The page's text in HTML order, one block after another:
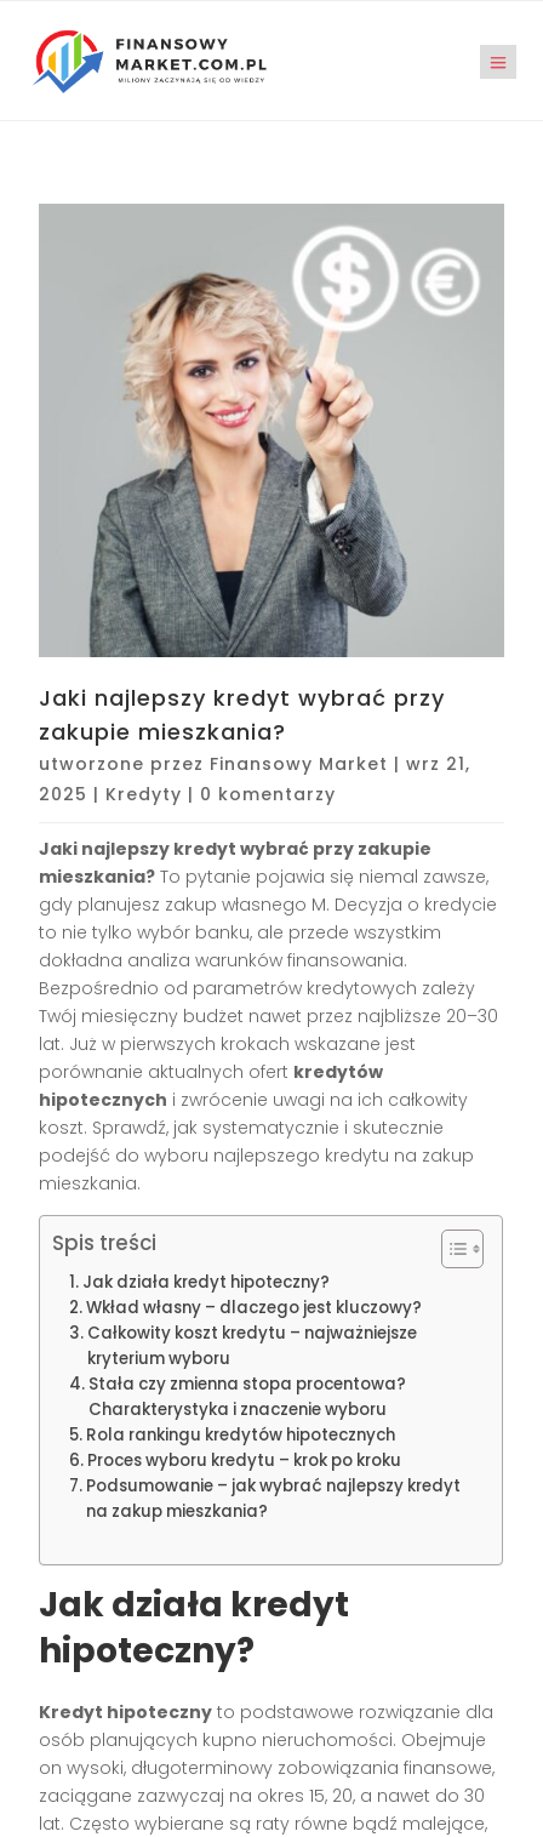
Jaki najlepszy kredyt wybrać przy
zakupie mieszkania?
utworzone przez Finansowy Market |wrz 21,
2025 | Kredyty | 0 komentarzy
Jaki najlepszy kredyt wybrać przy zakupie
mieszkania? To pytanie pojawia się niemal zawsze,
gdy planujesz zakup własnego M. Decyzja o kredycie
to nie tylko wybór banku, ale przede wszystkim
dokładna analiza warunków finansowania.
Bezpośrednio od parametrów kredytowych zależy
Twój miesięczny budżet nawet przez najbliższe 20–30
lat. Już w pierwszych krokach wskazane jest
porównanie aktualnych ofert kredytów
hipotecznych i zwrócenie uwagi na ich całkowity
koszt. Sprawdź, jak systematycznie i skutecznie
podejść do wyboru najlepszego kredytu na zakup
mieszkania.
Spis treści
Jak działa kredyt hipoteczny?
Wkład własny – dlaczego jest kluczowy?
Całkowity koszt kredytu – najważniejsze
kryterium wyboru
Stała czy zmienna stopa procentowa?
Charakterystyka i znaczenie wyboru
Rola rankingu kredytów hipotecznych
Proces wyboru kredytu – krok po kroku
Podsumowanie – jak wybrać najlepszy kredyt
na zakup mieszkania?
Jak działa kredyt
hipoteczny?
Kredyt hipoteczny to podstawowe rozwiązanie dla
osób planujących kupno nieruchomości. Obejmuje
on wysoki, długoterminowy zobowiązania finansowe,
zaciągane zazwyczaj na okres 15, 20, a nawet do 30
lat. Często wybierane są raty równe bądź malejące,